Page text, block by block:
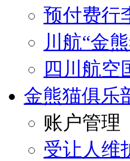
预付费行
川航“金
四川航空
金熊猫俱乐
账户管理
受让人维